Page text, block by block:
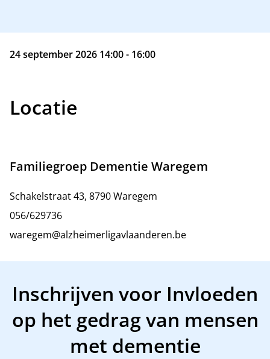
24 september 2026 14:00 - 16:00
Locatie
Familiegroep Dementie Waregem
Schakelstraat 43, 8790 Waregem
056/629736
waregem@alzheimerligavlaanderen.be
Inschrijven voor Invloeden
op het gedrag van mensen
met dementie